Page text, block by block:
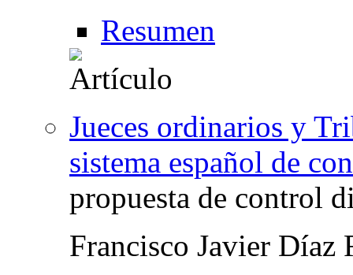
Resumen
Jueces ordinarios y
sistema español de
propuesta de control
Francisco Javier Díaz